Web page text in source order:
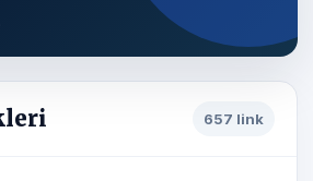
657 link